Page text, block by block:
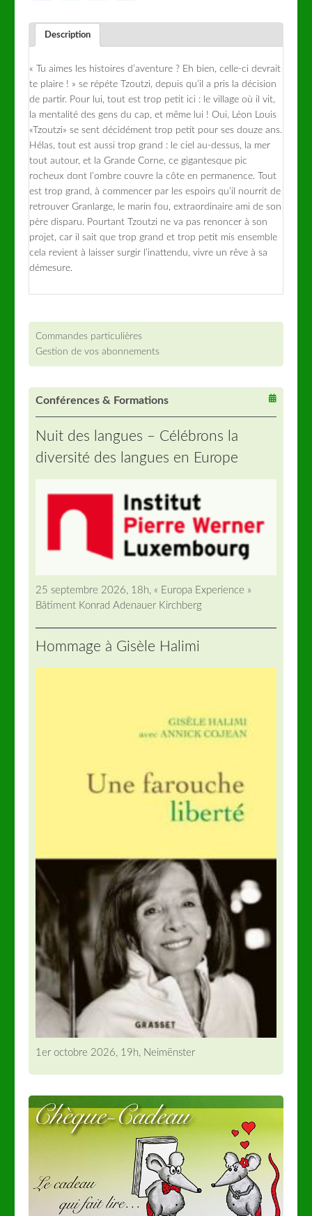
Description
« Tu aimes les histoires d’aventure ? Eh bien, celle-ci devrait
te plaire ! » se répéte Tzoutzi, depuis qu’il a pris la décision
de partir. Pour lui, tout est trop petit ici : le village où il vit,
la mentalité des gens du cap, et même lui ! Oui, Léon Louis
«Tzoutzi» se sent décidément trop petit pour ses douze ans.
Hélas, tout est aussi trop grand : le ciel au-dessus, la mer
tout autour, et la Grande Corne, ce gigantesque pic
rocheux dont l’ombre couvre la côte en permanence. Tout
est trop grand, à commencer par les espoirs qu’il nourrit de
retrouver Granlarge, le marin fou, extraordinaire ami de son
père disparu. Pourtant Tzoutzi ne va pas renoncer à son
projet, car il sait que trop grand et trop petit mis ensemble
cela revient à laisser surgir l’inattendu, vivre un rêve à sa
démesure.
Commandes particulières
Gestion de vos abonnements
Conférences & Formations
Nuit des langues – Célébrons la
diversité des langues en Europe
25 septembre 2026, 18h, « Europa Experience »
Bâtiment Konrad Adenauer Kirchberg
Hommage à Gisèle Halimi
1er octobre 2026, 19h, Neimënster